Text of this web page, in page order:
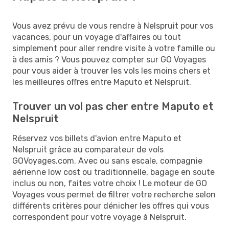
Vous avez prévu de vous rendre à Nelspruit pour vos
vacances, pour un voyage d'affaires ou tout
simplement pour aller rendre visite à votre famille ou
à des amis ? Vous pouvez compter sur GO Voyages
pour vous aider à trouver les vols les moins chers et
les meilleures offres entre Maputo et Nelspruit.
Trouver un vol pas cher entre Maputo et
Nelspruit
Réservez vos billets d'avion entre Maputo et
Nelspruit grâce au comparateur de vols
GOVoyages.com. Avec ou sans escale, compagnie
aérienne low cost ou traditionnelle, bagage en soute
inclus ou non, faites votre choix ! Le moteur de GO
Voyages vous permet de filtrer votre recherche selon
différents critères pour dénicher les offres qui vous
correspondent pour votre voyage à Nelspruit.